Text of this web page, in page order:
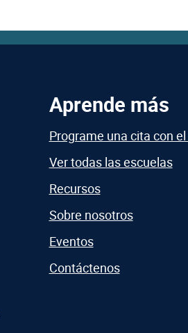
Aprende más
Programe una cita con
Ver todas las escuelas
Recursos
Sobre nosotros
Eventos
Contáctenos